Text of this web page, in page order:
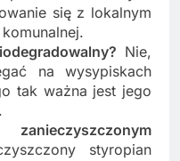
się z lokalnym
Nie,
na wysypiskach
tak ważna jest jego
styropian